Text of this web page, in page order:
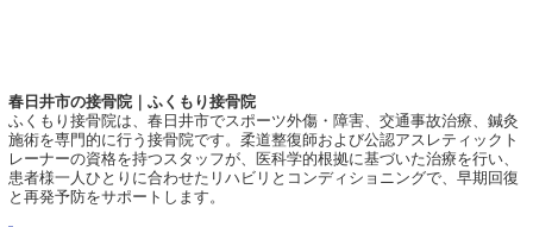
春日井市の接骨院｜ふくもり接骨院
ふくもり接骨院は、春日井市でスポーツ外傷・障害、交通事故治療、鍼灸
施術を専門的に行う接骨院です。柔道整復師および公認アスレティックト
レーナーの資格を持つスタッフが、医科学的根拠に基づいた治療を行い、
患者様一人ひとりに合わせたリハビリとコンディショニングで、早期回復
と再発予防をサポートします。